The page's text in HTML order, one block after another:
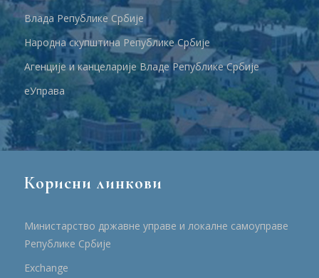
Влада Републике Србије
Народна скупштина Републике Србије
Агенције и канцеларије Владе Републике Србије
еУправа
Корисни линкови
Министарство државне управе и локалне самоуправе
Републике Србије
Еxchange